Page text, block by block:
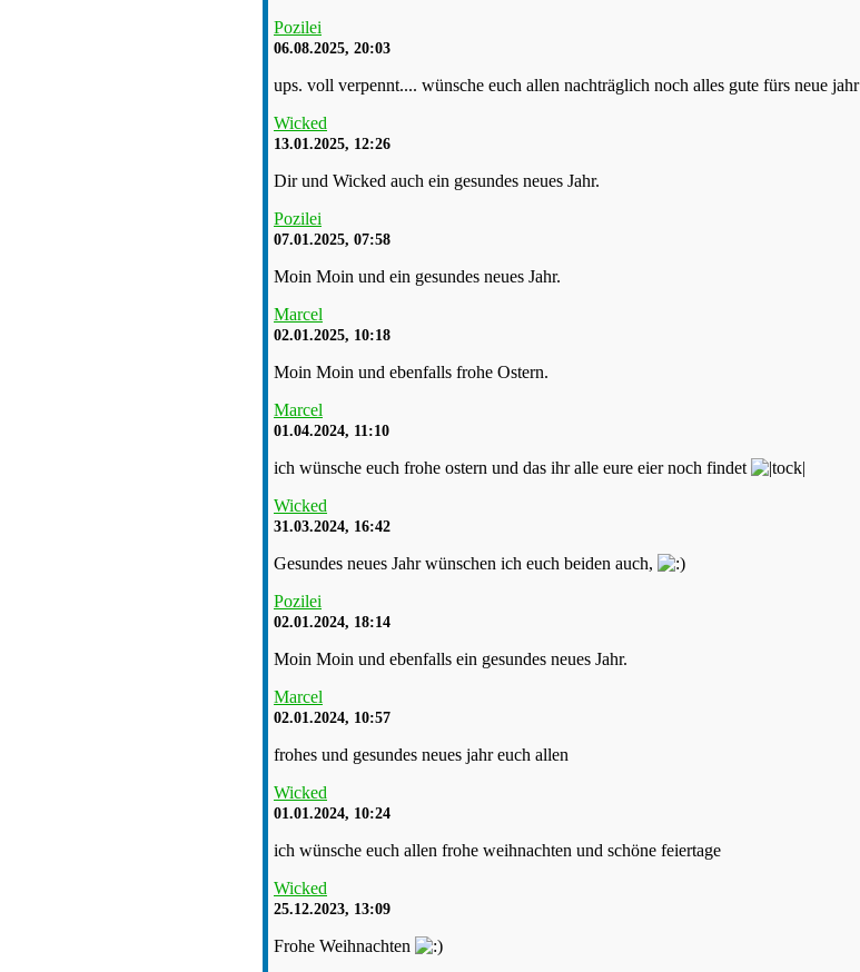
Pozilei
06.08.2025, 20:03
ups. voll verpennt.... wünsche euch allen nachträglich noch alles gute fürs neue jahr
Wicked
13.01.2025, 12:26
Dir und Wicked auch ein gesundes neues Jahr.
Pozilei
07.01.2025, 07:58
Moin Moin und ein gesundes neues Jahr.
Marcel
02.01.2025, 10:18
Moin Moin und ebenfalls frohe Ostern.
Marcel
01.04.2024, 11:10
ich wünsche euch frohe ostern und das ihr alle eure eier noch findet
Wicked
31.03.2024, 16:42
Gesundes neues Jahr wünschen ich euch beiden auch,
Pozilei
02.01.2024, 18:14
Moin Moin und ebenfalls ein gesundes neues Jahr.
Marcel
02.01.2024, 10:57
frohes und gesundes neues jahr euch allen
Wicked
01.01.2024, 10:24
ich wünsche euch allen frohe weihnachten und schöne feiertage
Wicked
25.12.2023, 13:09
Frohe Weihnachten